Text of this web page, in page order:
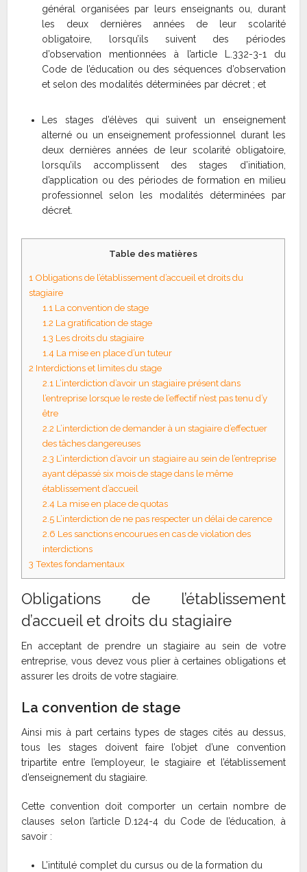
général organisées par leurs enseignants ou, durant
les deux dernières années de leur scolarité
obligatoire, lorsqu’ils suivent des périodes
d’observation mentionnées à l’article L.332-3-1 du
Code de l’éducation ou des séquences d’observation
et selon des modalités déterminées par décret ; et
Les stages d’élèves qui suivent un enseignement
alterné ou un enseignement professionnel durant les
deux dernières années de leur scolarité obligatoire,
lorsqu’ils accomplissent des stages d’initiation,
d’application ou des périodes de formation en milieu
professionnel selon les modalités déterminées par
décret.
Table des matières
1 Obligations de l’établissement d’accueil et droits du
stagiaire
1.1 La convention de stage
1.2 La gratification de stage
1.3 Les droits du stagiaire
1.4 La mise en place d’un tuteur
2 Interdictions et limites du stage
2.1 L’interdiction d’avoir un stagiaire présent dans
l’entreprise lorsque le reste de l’effectif n’est pas tenu d’y
être
2.2 L’interdiction de demander à un stagiaire d’effectuer
des tâches dangereuses
2.3 L’interdiction d’avoir un stagiaire au sein de l’entreprise
ayant dépassé six mois de stage dans le même
établissement d’accueil
2.4 La mise en place de quotas
2.5 L’interdiction de ne pas respecter un délai de carence
2.6 Les sanctions encourues en cas de violation des
interdictions
3 Textes fondamentaux
Obligations de l’établissement
d’accueil et droits du stagiaire
En acceptant de prendre un stagiaire au sein de votre
entreprise, vous devez vous plier à certaines obligations et
assurer les droits de votre stagiaire.
La convention de stage
Ainsi mis à part certains types de stages cités au dessus,
tous les stages doivent faire l’objet d’une convention
tripartite entre l’employeur, le stagiaire et l’établissement
d’enseignement du stagiaire.
Cette convention doit comporter un certain nombre de
clauses selon l’article D.124-4 du Code de l’éducation, à
savoir :
L’intitulé complet du cursus ou de la formation du